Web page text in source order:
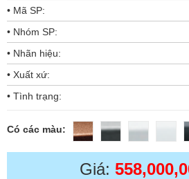
• Mã SP:
• Nhóm SP:
• Nhãn hiệu:
• Xuất xứ:
• Tình trạng:
Có các màu:
Giá: